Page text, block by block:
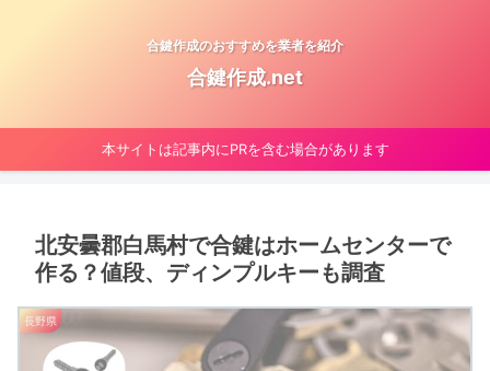
合鍵作成のおすすめを業者を紹介
合鍵作成.net
本サイトは記事内にPRを含む場合があります
北安曇郡白馬村で合鍵はホームセンターで
作る？値段、ディンプルキーも調査
長野県